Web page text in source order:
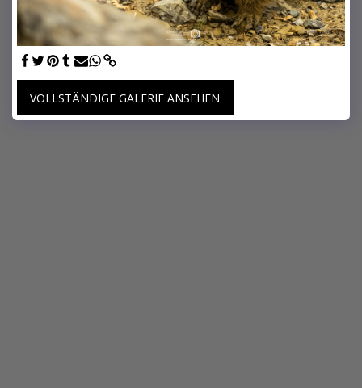
VOLLSTÄNDIGE GALERIE ANSEHEN